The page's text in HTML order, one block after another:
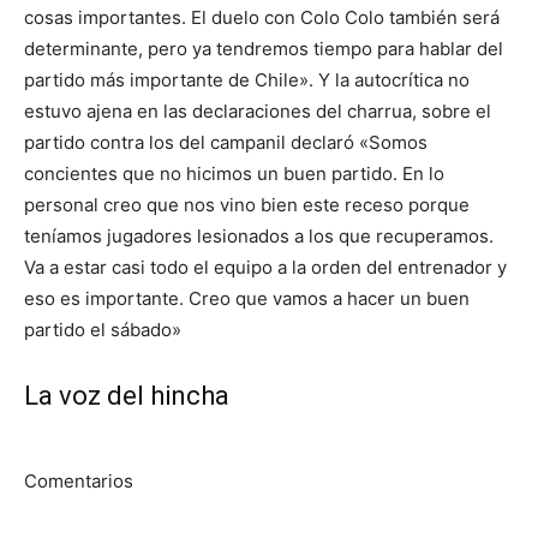
cosas importantes. El duelo con Colo Colo también será
determinante, pero ya tendremos tiempo para hablar del
partido más importante de Chile». Y la autocrítica no
estuvo ajena en las declaraciones del charrua, sobre el
partido contra los del campanil declaró «Somos
concientes que no hicimos un buen partido. En lo
personal creo que nos vino bien este receso porque
teníamos jugadores lesionados a los que recuperamos.
Va a estar casi todo el equipo a la orden del entrenador y
eso es importante. Creo que vamos a hacer un buen
partido el sábado»
La voz del hincha
Comentarios